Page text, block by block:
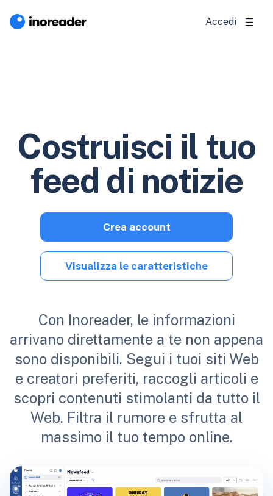
Accedi
Costruisci il tuo
feed di notizie
Con Inoreader, le informazioni
arrivano direttamente a te non appena
sono disponibili. Segui i tuoi siti Web
e creatori preferiti, raccogli articoli e
scopri contenuti stimolanti da tutto il
Web. Filtra il rumore e sfrutta al
massimo il tuo tempo online.
Crea account
Visualizza le caratteristiche